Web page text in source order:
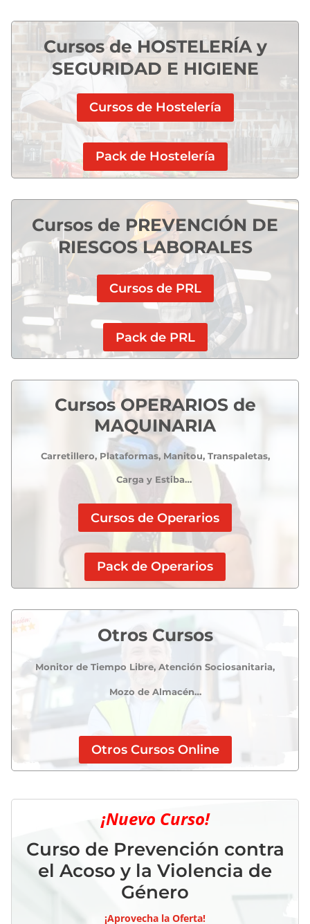
Cursos de HOSTELERÍA y
SEGURIDAD E HIGIENE
Cursos de Hostelería
Pack de Hostelería
Cursos de PREVENCIÓN DE
RIESGOS LABORALES
Cursos de PRL
Pack de PRL
Cursos OPERARIOS de
MAQUINARIA
Carretillero, Plataformas, Manitou, Transpaletas,
Carga y Estiba…
Cursos de Operarios
Pack de Operarios
Otros Cursos
Monitor de Tiempo Libre, Atención Sociosanitaria,
Mozo de Almacén…
Otros Cursos Online
¡Nuevo Curso!
Curso de Prevención contra
el Acoso y la Violencia de
Género
¡Aprovecha la Oferta!